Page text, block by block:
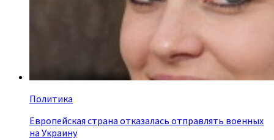
Политика
Европейская страна отказалась отправлять военных
на Украину